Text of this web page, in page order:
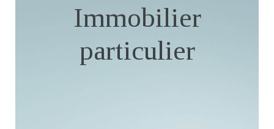
Immobilier
particulier